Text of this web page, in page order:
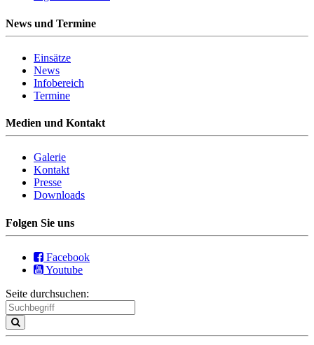
News und Termine
Einsätze
News
Infobereich
Termine
Medien und Kontakt
Galerie
Kontakt
Presse
Downloads
Folgen Sie uns
Facebook
Youtube
Seite durchsuchen: